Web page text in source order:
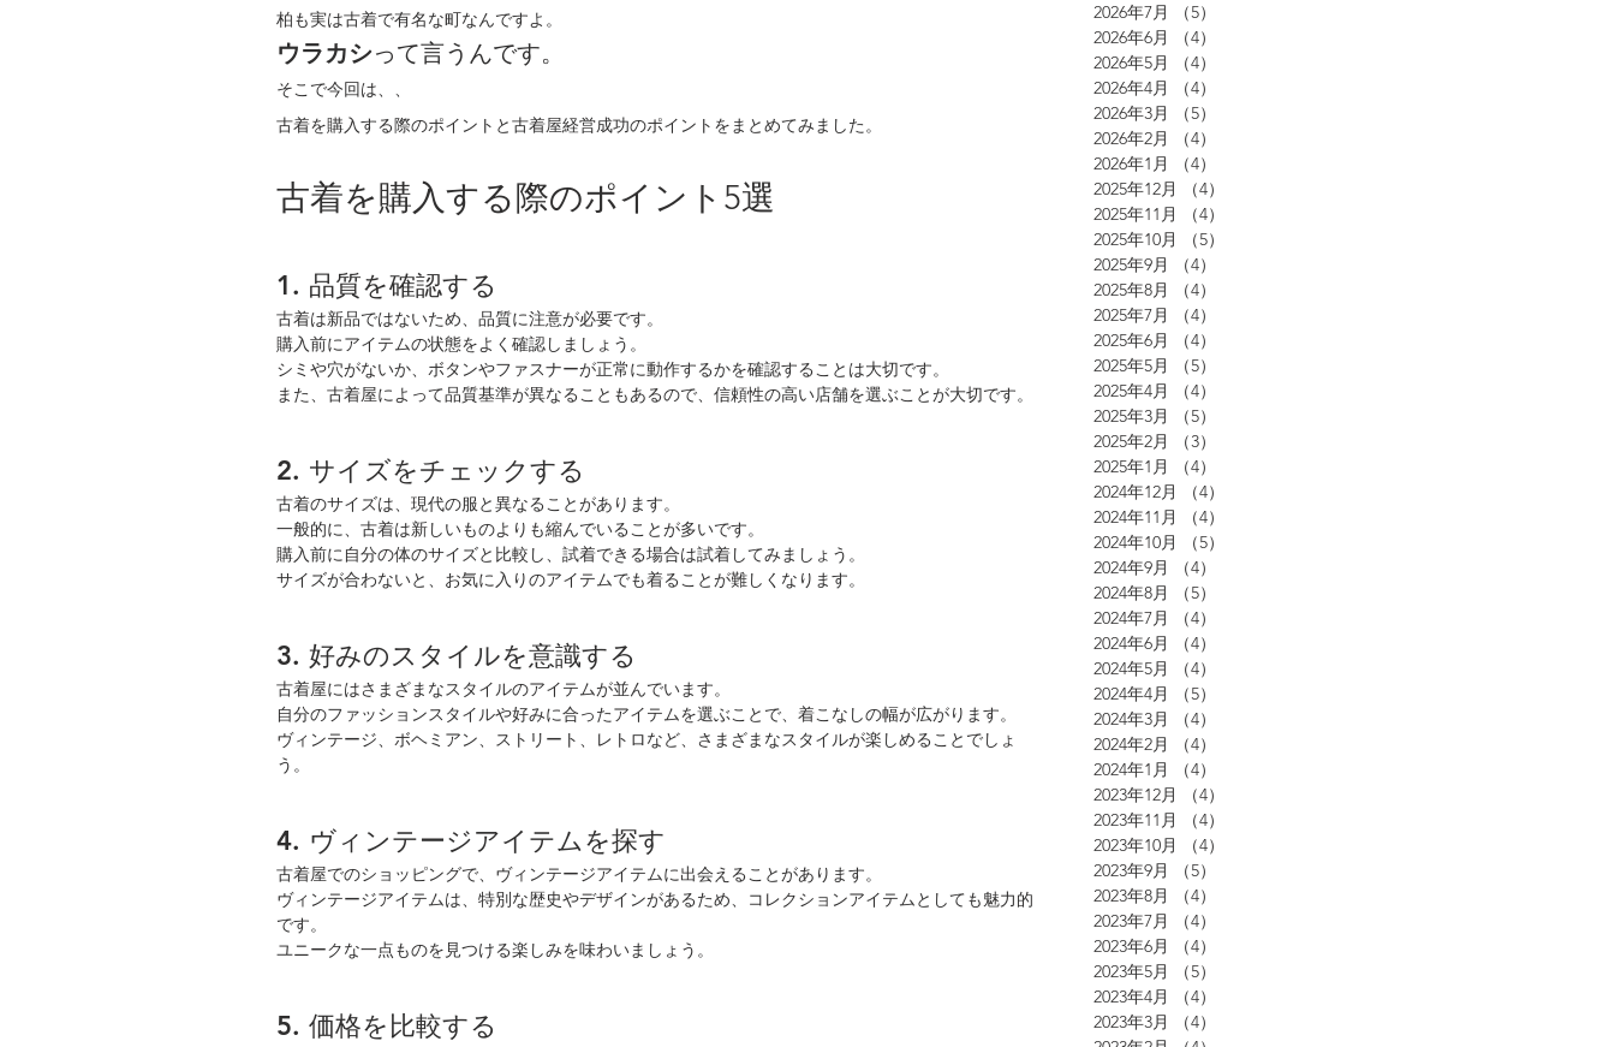
柏も実は古着で有名な町なんですよ。
ウラカシって言うんです。
そこで今回は、、
古着を購入する際のポイントと古着屋経営成功のポイントをまとめてみました。
古着を購入する際のポイント5選
1. 品質を確認する
古着は新品ではないため、品質に注意が必要です。
購入前にアイテムの状態をよく確認しましょう。
シミや穴がないか、ボタンやファスナーが正常に動作するかを確認することは大切です。
また、古着屋によって品質基準が異なることもあるので、信頼性の高い店舗を選ぶことが大切です。
2. サイズをチェックする
古着のサイズは、現代の服と異なることがあります。
一般的に、古着は新しいものよりも縮んでいることが多いです。
購入前に自分の体のサイズと比較し、試着できる場合は試着してみましょう。
サイズが合わないと、お気に入りのアイテムでも着ることが難しくなります。
3. 好みのスタイルを意識する
古着屋にはさまざまなスタイルのアイテムが並んでいます。
自分のファッションスタイルや好みに合ったアイテムを選ぶことで、着こなしの幅が広がります。
ヴィンテージ、ボヘミアン、ストリート、レトロなど、さまざまなスタイルが楽しめることでしょ
う。
4. ヴィンテージアイテムを探す
古着屋でのショッピングで、ヴィンテージアイテムに出会えることがあります。
ヴィンテージアイテムは、特別な歴史やデザインがあるため、コレクションアイテムとしても魅力的
です。
ユニークな一点ものを見つける楽しみを味わいましょう。
5. 価格を比較する
2026年7月
（5）
2026年6月
（4）
2026年5月
（4）
2026年4月
（4）
2026年3月
（5）
2026年2月
（4）
2026年1月
（4）
2025年12月
（4）
2025年11月
（4）
2025年10月
（5）
2025年9月
（4）
2025年8月
（4）
2025年7月
（4）
2025年6月
（4）
2025年5月
（5）
2025年4月
（4）
2025年3月
（5）
2025年2月
（3）
2025年1月
（4）
2024年12月
（4）
2024年11月
（4）
2024年10月
（5）
2024年9月
（4）
2024年8月
（5）
2024年7月
（4）
2024年6月
（4）
2024年5月
（4）
2024年4月
（5）
2024年3月
（4）
2024年2月
（4）
2024年1月
（4）
2023年12月
（4）
2023年11月
（4）
2023年10月
（4）
2023年9月
（5）
2023年8月
（4）
2023年7月
（4）
2023年6月
（4）
2023年5月
（5）
2023年4月
（4）
2023年3月
（4）